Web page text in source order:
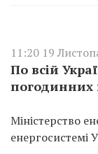
11:20 19
По всій
погодинних
Міністерство
енергосистемі